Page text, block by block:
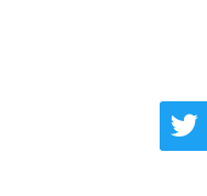
twitter